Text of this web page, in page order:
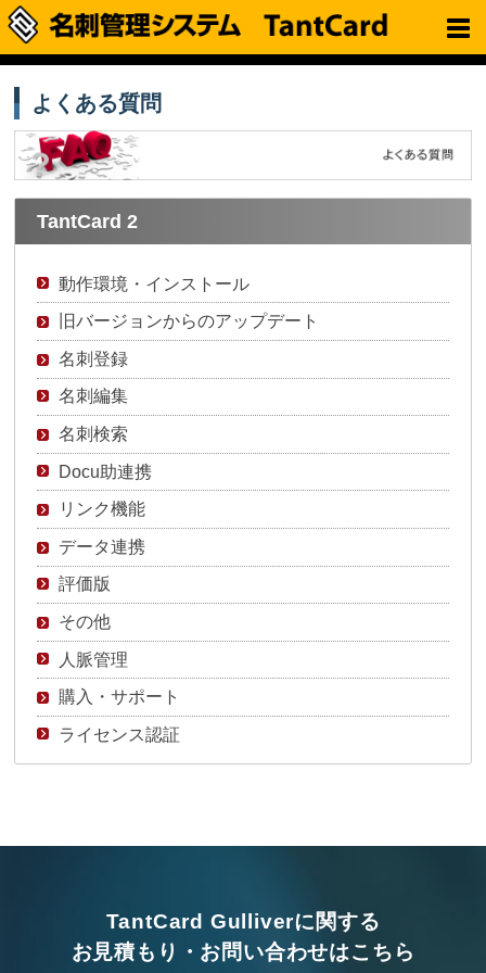
よくある質問
TantCard 2
動作環境・インストール
旧バージョンからのアップデート
名刺登録
名刺編集
名刺検索
Docu助連携
リンク機能
データ連携
評価版
その他
人脈管理
購入・サポート
ライセンス認証
TantCard Gulliverに関する
お見積もり・お問い合わせはこちら